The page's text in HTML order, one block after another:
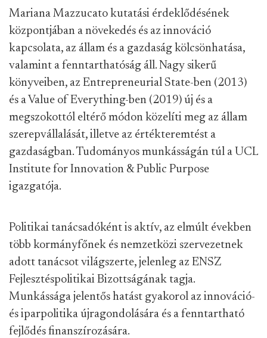
Mariana Mazzucato kutatási érdeklődésének
központjában a növekedés és az innováció
kapcsolata, az állam és a gazdaság kölcsönhatása,
valamint a fenntarthatóság áll. Nagy sikerű
könyveiben, az Entrepreneurial State-ben (2013)
és a Value of Everything-ben (2019) új és a
megszokottól eltérő módon közelíti meg az állam
szerepvállalását, illetve az értékteremtést a
gazdaságban. Tudományos munkásságán túl a UCL
Institute for Innovation & Public Purpose
igazgatója.
Politikai tanácsadóként is aktív, az elmúlt években
több kormányfőnek és nemzetközi szervezetnek
adott tanácsot világszerte, jelenleg az ENSZ
Fejlesztéspolitikai Bizottságának tagja.
Munkássága jelentős hatást gyakorol az innováció-
és iparpolitika újragondolására és a fenntartható
fejlődés finanszírozására.